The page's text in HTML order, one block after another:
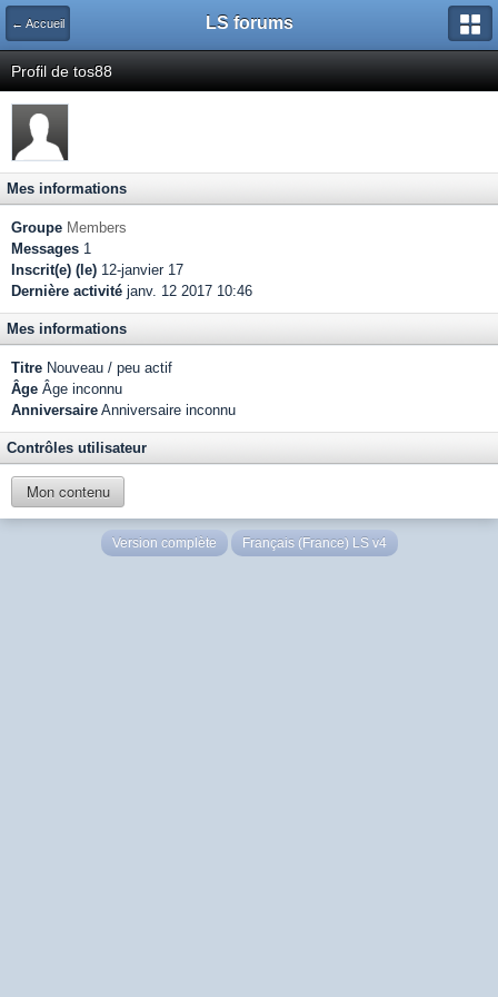
← Accueil LS forums
Profil de tos88
Mes informations
Groupe Members
Messages 1
Inscrit(e) (le) 12-janvier 17
Dernière activité janv. 12 2017 10:46
Mes informations
Titre Nouveau / peu actif
Âge Âge inconnu
Anniversaire Anniversaire inconnu
Contrôles utilisateur
Mon contenu
Version complète Français (France) LS v4